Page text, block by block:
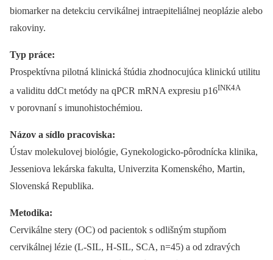
biomarker na detekciu cervikálnej intraepiteliálnej neoplázie alebo
rakoviny.
Typ práce:
Prospektívna pilotná klinická štúdia zhodnocujúca klinickú utilitu
a validitu ddCt metódy na qPCR mRNA expresiu p16INK4A
v porovnaní s imunohistochémiou.
Názov a sídlo pracoviska:
Ústav molekulovej biológie, Gynekologicko-pôrodnícka klinika,
Jesseniova lekárska fakulta, Univerzita Komenského, Martin,
Slovenská Republika.
Metodika:
Cervikálne stery (OC) od pacientok s odlišným stupňom
cervikálnej lézie (L-SIL, H-SIL, SCA, n=45) a od zdravých